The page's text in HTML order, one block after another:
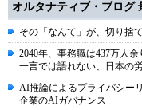
オルタナティブ・ブログ
その「なんて」が、切り捨
2040年、事務職は437万人
一言では語れない、日本の
AI推論によるプライバシー
企業のAIガバナンス